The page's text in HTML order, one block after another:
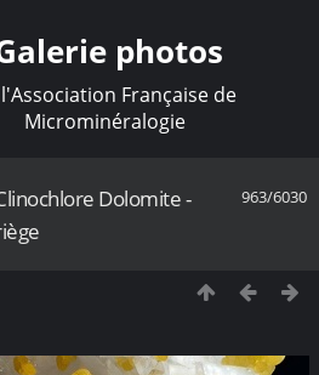
photos
Française de
Microminéralogie
963/6030
Dolomite -